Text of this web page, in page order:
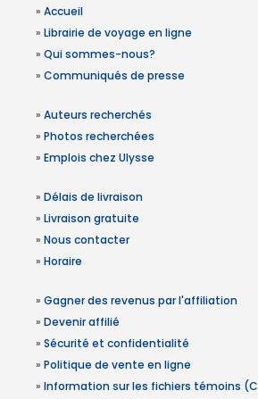
» Accueil
» Librairie de voyage en ligne
» Qui sommes-nous?
» Communiqués de presse
» Auteurs recherchés
» Photos recherchées
» Emplois chez Ulysse
» Délais de livraison
» Livraison gratuite
» Nous contacter
» Horaire
» Gagner des revenus par l'affiliation
» Devenir affilié
» Sécurité et confidentialité
» Politique de vente en ligne
» Information sur les fichiers témoins